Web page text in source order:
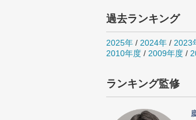
過去ランキング
2025年 / 2024年 / 2023
2010年度 / 2009年度 /
ランキング監修